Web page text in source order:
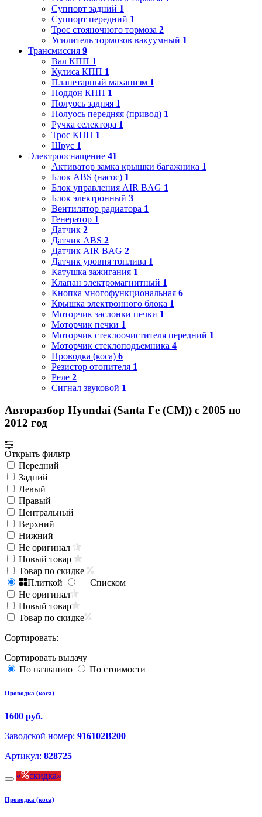
Суппорт задний 1
Суппорт передний 1
Трос стояночного тормоза 2
Усилитель тормозов вакуумный 1
Трансмиссия 9
Вал КПП 1
Кулиса КПП 1
Планетарный маханизм 1
Поддон КПП 1
Полуось задняя 1
Полуось передняя (привод) 1
Ручка селектора 1
Трос КПП 1
Шрус 1
Электрооснащение 41
Активатор замка крышки багажника 1
Блок ABS (насос) 1
Блок управления AIR BAG 1
Блок электронный 3
Вентилятор радиатора 1
Генератор 1
Датчик 2
Датчик ABS 2
Датчик AIR BAG 2
Датчик уровня топлива 1
Катушка зажигания 1
Клапан электромагнитный 1
Кнопка многофункциональная 6
Крышка электронного блока 1
Моторчик заслонки печки 1
Моторчик печки 1
Моторчик стеклоочистителя передний 1
Моторчик стеклоподъемника 4
Проводка (коса) 6
Резистор отопителя 1
Реле 2
Сигнал звуковой 1
Авторазбор Hyundai (Santa Fe (CM)) с 2005 по
2012 год
Открыть фильтр
Передний
Задний
Левый
Правый
Центральный
Верхний
Нижний
Не оригинал
Новый товар
Товар по скидке
Плиткой
Списком
Не оригинал
Новый товар
Товар по скидке
Сортировать:
Сортировать выдачу
По названию
По стоимости
Проводка (коса)
1600 руб.
Заводской номер: 916102B200
Артикул: 828725
скидка
Проводка (коса)